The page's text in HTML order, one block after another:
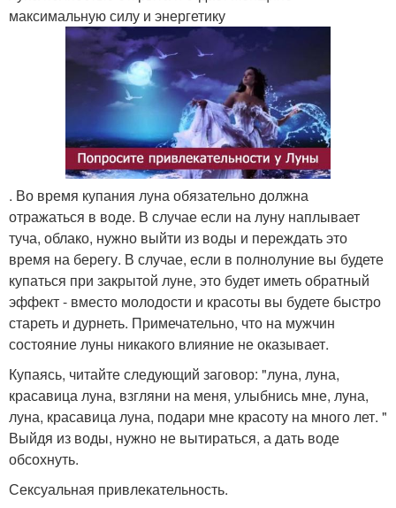
максимальную силу и энергетику
. Во время купания луна обязательно должна
отражаться в воде. В случае если на луну наплывает
туча, облако, нужно выйти из воды и переждать это
время на берегу. В случае, если в полнолуние вы будете
купаться при закрытой луне, это будет иметь обратный
эффект - вместо молодости и красоты вы будете быстро
стареть и дурнеть. Примечательно, что на мужчин
состояние луны никакого влияние не оказывает.
Купаясь, читайте следующий заговор: "луна, луна,
красавица луна, взгляни на меня, улыбнись мне, луна,
луна, красавица луна, подари мне красоту на много лет. "
Выйдя из воды, нужно не вытираться, а дать воде
обсохнуть.
Сексуальная привлекательность.